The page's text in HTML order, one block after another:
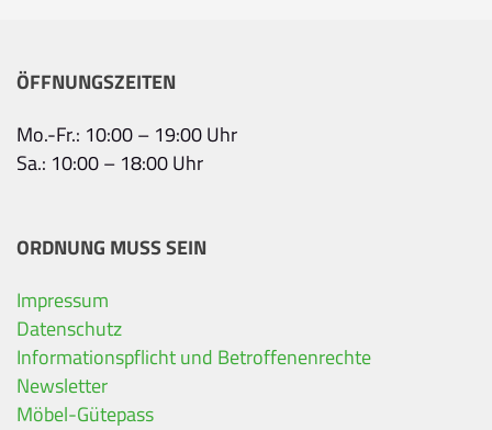
ÖFFNUNGSZEITEN
Mo.-Fr.: 10:00 – 19:00 Uhr
Sa.: 10:00 – 18:00 Uhr
ORDNUNG MUSS SEIN
Impressum
Datenschutz
Informationspflicht und Betroffenenrechte
Newsletter
Möbel-Gütepass
Ihre Kontaktdaten
Alle mit Stern gekennzeichneten Felder sind
Name